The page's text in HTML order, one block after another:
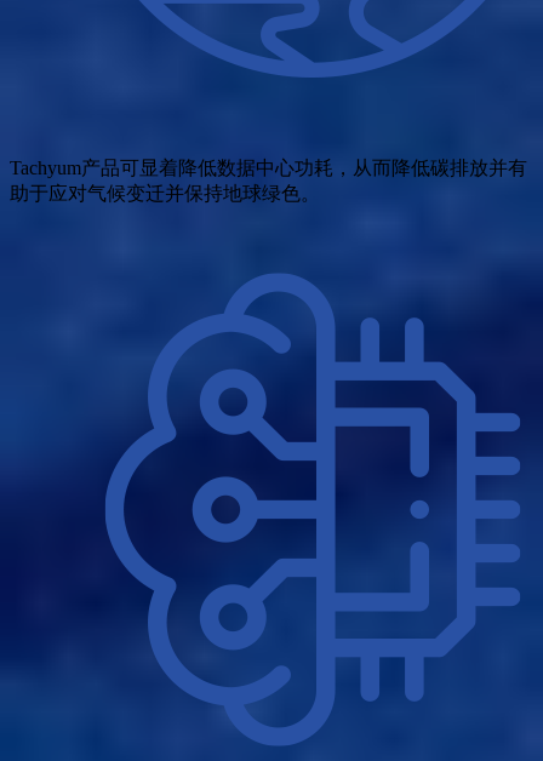
Tachyum产品可显着降低数据中心功耗，从而降低碳排放并有
助于应对气候变迁并保持地球绿色。